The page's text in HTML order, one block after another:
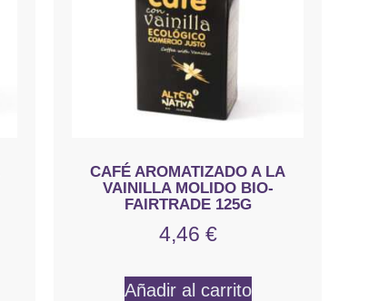
CAFÉ AROMATIZADO A LA
VAINILLA MOLIDO BIO-
FAIRTRADE 125G
4,46 €
Añadir al carrito